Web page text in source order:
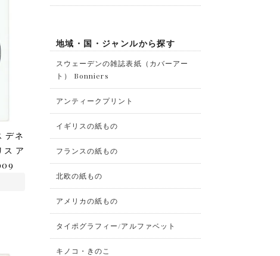
デネ
ス ア
地域・国・ジャンルから探す
スウェーデンの雑誌表紙（カバーアー
ト） Bonniers
アンティークプリント
イギリスの紙もの
フランスの紙もの
北欧の紙もの
アメリカの紙もの
タイポグラフィー/アルファベット
キノコ・きのこ